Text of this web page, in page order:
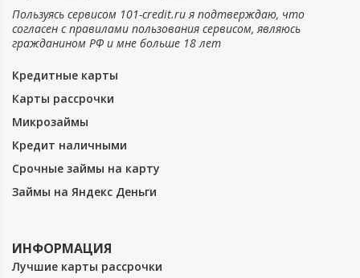
Пользуясь сервисом 101-credit.ru я подтверждаю, что
согласен с правилами пользования сервисом, являюсь
гражданином РФ и мне больше 18 лет
Кредитные карты
Карты рассрочки
Микрозаймы
Кредит наличными
Срочные займы на карту
Займы на Яндекс Деньги
ИНФОРМАЦИЯ
Лучшие карты рассрочки